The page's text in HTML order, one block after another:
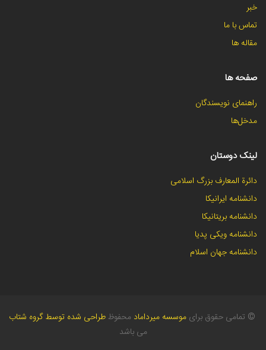
خبر
تماس با ما
مقاله ها
صفحه ها
راهنمای نویسندگان
مدخل‌ها
لینک دوستان
دائرة المعارف بزرگ اسلامی
دانشنامه ایرانیکا
دانشنامه بریتانیکا
دانشنامه ویکی پدیا
دانشنامه جهان اسلام
طراحی شده توسط گروه شتاب © تمامی حقوق برای موسسه میرداماد محفوظ
می باشد